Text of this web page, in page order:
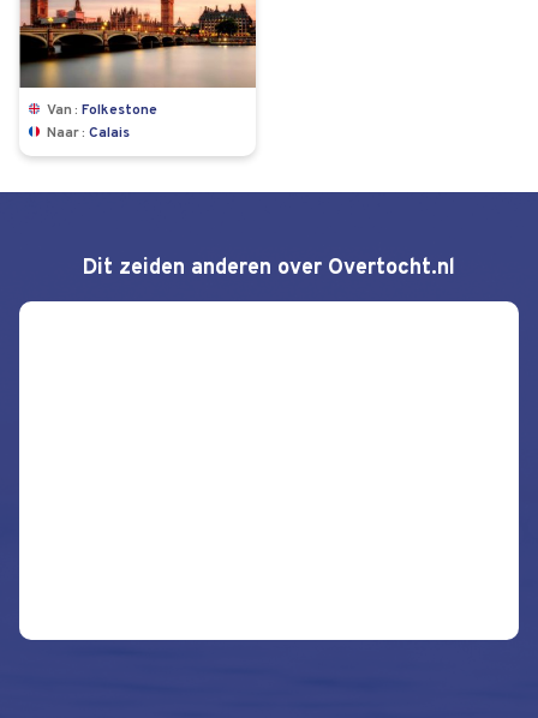
Van
Folkestone
Naar
Calais
Dit zeiden anderen over Overtocht.nl